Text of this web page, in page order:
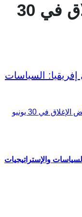
والإستراتيجيات
إفريقيا ترفض الإغلاق في 30